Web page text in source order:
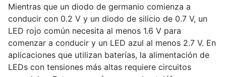
Mientras que un diodo de germanio comienza a
conducir con 0.2 V y un diodo de silicio de 0.7 V, un
LED rojo común necesita al menos 1.6 V para
comenzar a conducir y un LED azul al menos 2.7 V. En
aplicaciones que utilizan baterías, la alimentación de
LEDs con tensiones más altas requiere circuitos